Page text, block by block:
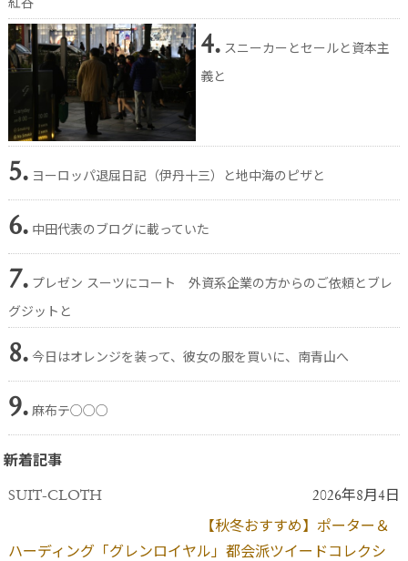
紅谷
4. スニーカーとセールと資本主
義と
5. ヨーロッパ退屈日記（伊丹十三）と地中海のピザと
6. 中田代表のブログに載っていた
7. プレゼン スーツにコート 外資系企業の方からのご依頼とブレ
グジットと
8. 今日はオレンジを装って、彼女の服を買いに、南青山へ
9. 麻布テ○○○
新着記事
SUIT-CLOTH 2026年8月4日
【秋冬おすすめ】ポーター＆
ハーディング「グレンロイヤル」都会派ツイードコレクシ